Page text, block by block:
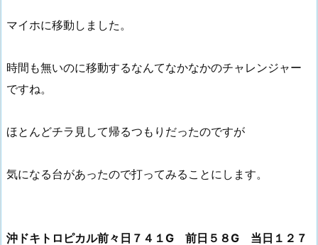
マイホに移動しました。
時間も無いのに移動するなんてなかなかのチャレンジャー
ですね。
ほとんどチラ見して帰るつもりだったのですが
気になる台があったので打ってみることにします。
沖ドキトロピカル前々日７４１G 前日５８G 当日１２７